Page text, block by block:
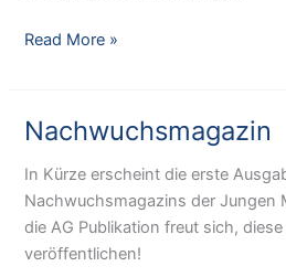
Call
Student
Research
Group
„Das
Mysterium
‚TotentanzÄ
Read More »
Nachwuchsmagazin
In Kürze erscheint die erste
Nachwuchsmagazins der Jungen
die AG Publikation freut sich,
veröffentlichen!